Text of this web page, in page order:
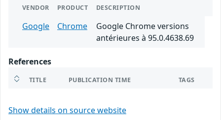
VENDOR PRODUCT DESCRIPTION
Google Chrome
Google Chrome versions
antérieures à 95.0.4638.69
References
TITLE PUBLICATION TIME TAGS
Show details on source website